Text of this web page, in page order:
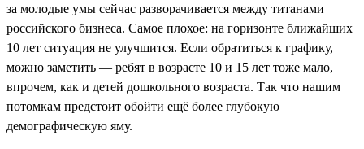
за молодые умы сейчас разворачивается между титанами
российского бизнеса. Самое плохое: на горизонте ближайших
10 лет ситуация не улучшится. Если обратиться к графику,
можно заметить — ребят в возрасте 10 и 15 лет тоже мало,
впрочем, как и детей дошкольного возраста. Так что нашим
потомкам предстоит обойти ещё более глубокую
демографическую яму.